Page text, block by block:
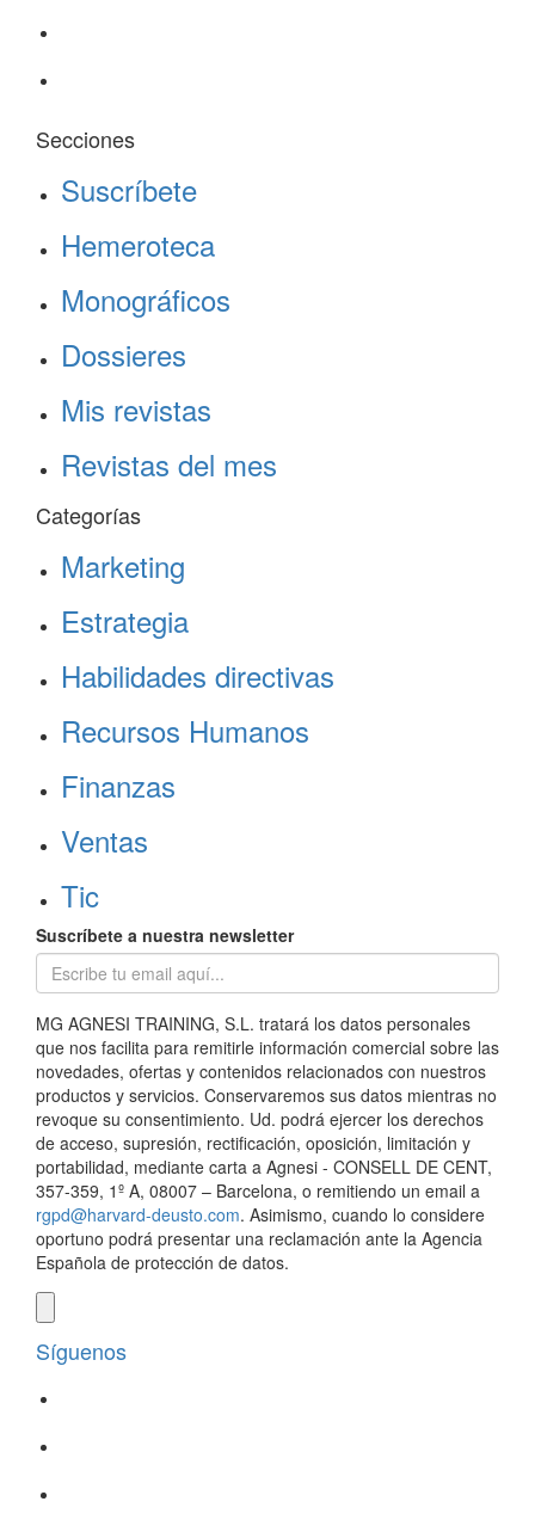
Secciones
Suscríbete
Hemeroteca
Monográficos
Dossieres
Mis revistas
Revistas del mes
Categorías
Marketing
Estrategia
Habilidades directivas
Recursos Humanos
Finanzas
Ventas
Tic
Suscríbete a nuestra newsletter
MG AGNESI TRAINING, S.L. tratará los datos personales
que nos facilita para remitirle información comercial sobre las
novedades, ofertas y contenidos relacionados con nuestros
productos y servicios. Conservaremos sus datos mientras no
revoque su consentimiento. Ud. podrá ejercer los derechos
de acceso, supresión, rectificación, oposición, limitación y
portabilidad, mediante carta a Agnesi - CONSELL DE CENT,
357-359, 1º A, 08007 – Barcelona, o remitiendo un email a
rgpd@harvard-deusto.com. Asimismo, cuando lo considere
oportuno podrá presentar una reclamación ante la Agencia
Española de protección de datos.
Síguenos